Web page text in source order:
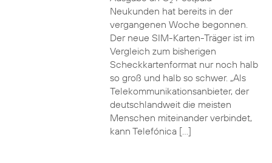
Neukunden hat bereits in der
vergangenen Woche begonnen.
Der neue SIM-Karten-Träger ist im
Vergleich zum bisherigen
Scheckkartenformat nur noch halb
so groß und halb so schwer. „Als
Telekommunikationsanbieter, der
deutschlandweit die meisten
Menschen miteinander verbindet,
kann Telefónica […]